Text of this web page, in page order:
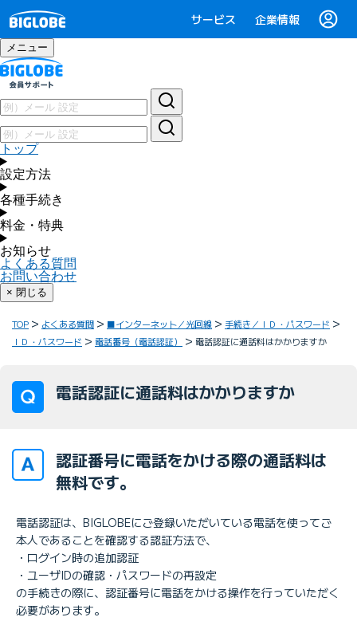
サービス 企業情報
メニュー
トップ
設定方法
各種手続き
料金・特典
お知らせ
よくある質問
お問い合わせ
× 閉じる
TOP よくある質問 ■インターネット／光回線
手続き／ＩＤ・パスワード
ＩＤ・パスワード
電話番号（電話認証） 電話認証に通話料はかかりますか
電話認証に通話料はかかりますか
認証番号に電話をかける際の通話料は
無料です。
電話認証は、BIGLOBEにご登録いただいている電話を使ってご
本人であることを確認する認証方法で、
・ログイン時の追加認証
・ユーザIDの確認・パスワードの再設定
の手続きの際に、認証番号に電話をかける操作を行っていただく
必要があります。